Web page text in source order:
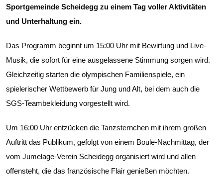
Sportgemeinde Scheidegg zu einem Tag voller Aktivitäten
und Unterhaltung ein.
Das Programm beginnt um 15:00 Uhr mit Bewirtung und Live-
Musik, die sofort für eine ausgelassene Stimmung sorgen wird.
Gleichzeitig starten die olympischen Familienspiele, ein
spielerischer Wettbewerb für Jung und Alt, bei dem auch die
SGS-Teambekleidung vorgestellt wird.
Um 16:00 Uhr entzücken die Tanzsternchen mit ihrem großen
Auftritt das Publikum, gefolgt von einem Boule-Nachmittag, der
vom Jumelage-Verein Scheidegg organisiert wird und allen
offensteht, die das französische Flair genießen möchten.